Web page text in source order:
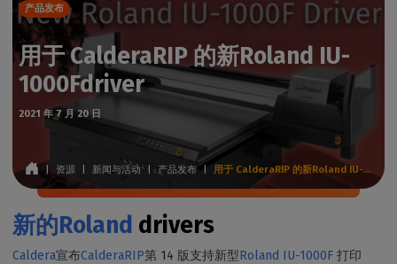
产品发布
用于 CalderaRIP 的新Roland IU-
1000Fdriver
2021 年 7 月 20 日
资源 新闻与活动 | 产品发布 用于 CalderaRIP 的新Roland IU-1000Fdriver
新的Roland drivers
Caldera宣布CalderaRIP第 14 版支持新型Roland IU-1000F 打印